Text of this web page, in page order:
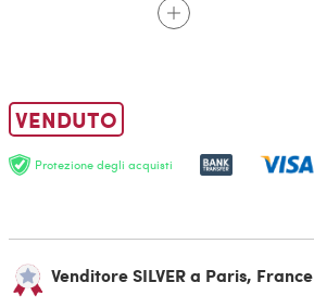
VENDUTO
Protezione degli acquisti
Venditore SILVER a Paris, France